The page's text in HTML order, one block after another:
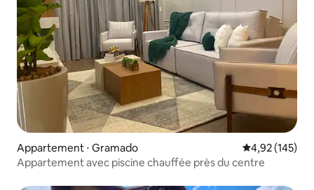
Appartement ⋅ Gramado Évaluation
4,92 (145)
Appartement avec piscine chauffée près du centre